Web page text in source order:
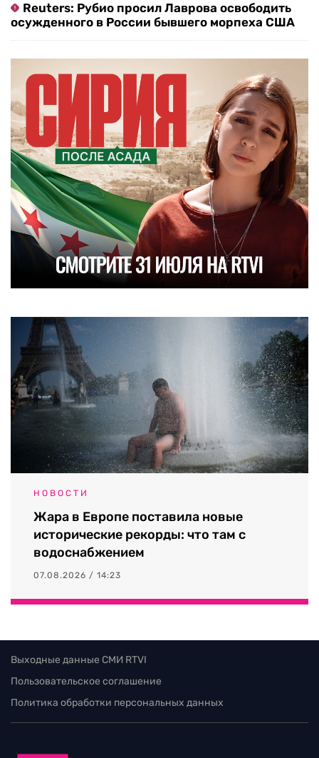
Reuters: Рубио просил Лаврова освободить
осужденного в России бывшего морпеха США
НОВОСТИ
Жара в Европе поставила новые
исторические рекорды: что там с
водоснабжением
07.08.2026 / 14:23
Выходные данные СМИ RTVI
Пользовательское соглашение
Политика обработки персональных данных